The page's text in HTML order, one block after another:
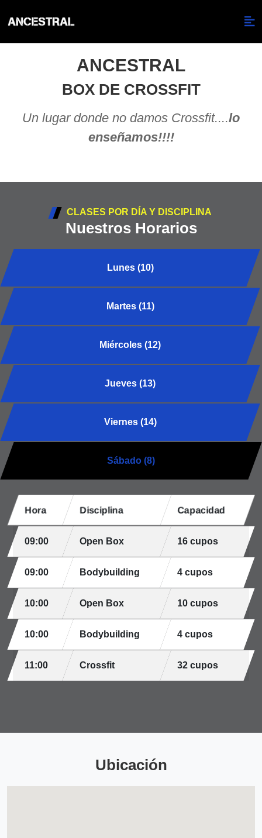
ANCESTRAL
BOX DE CROSSFIT
Un lugar donde no damos Crossfit....lo
enseñamos!!!!
CLASES POR DÍA Y DISCIPLINA
Nuestros Horarios
Lunes (10)
Martes (11)
Miércoles (12)
Jueves (13)
Viernes (14)
Sábado (8)
Hora Disciplina Capacidad
09:00 Open Box 16 cupos
09:00 Bodybuilding 4 cupos
10:00 Open Box 10 cupos
10:00 Bodybuilding 4 cupos
11:00 Crossfit 32 cupos
Ubicación